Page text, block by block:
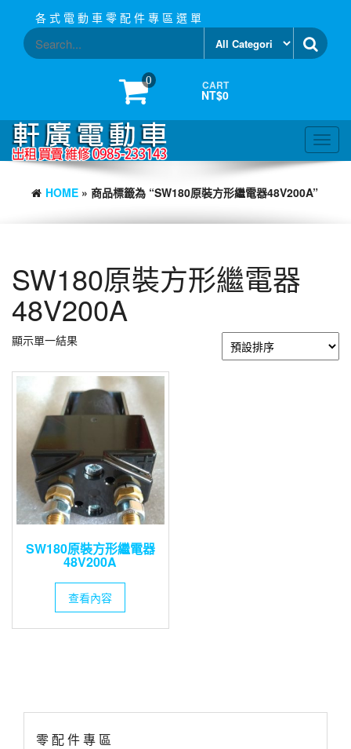
content
各 式 電 動 車 零 配 件 專 區 選 單
0 CART
NT$0
HOME » 商品標籤為 “SW180原裝方形繼電器48V200A”
SW180原裝方形繼電器
48V200A
顯示單一結果
SW180原裝方形繼電器
48V200A
查看內容
零 配 件 專 區